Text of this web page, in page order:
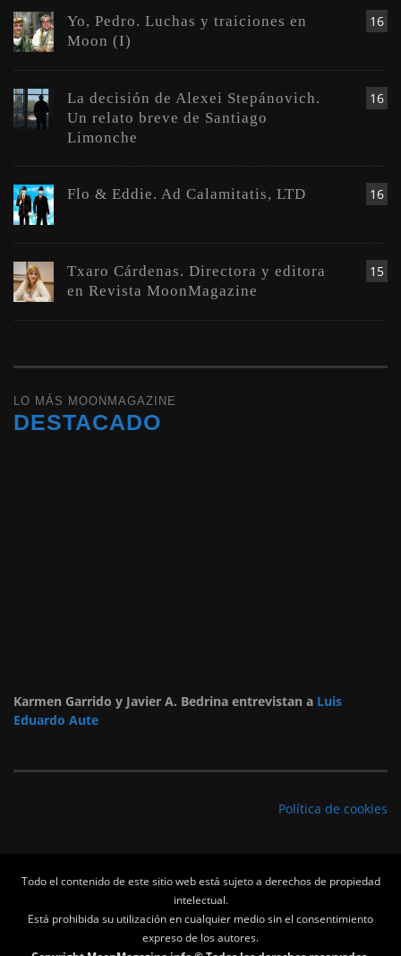
16
Yo, Pedro. Luchas y traiciones en
Moon (I)
16
La decisión de Alexei Stepánovich.
Un relato breve de Santiago
Limonche
16
Flo & Eddie. Ad Calamitatis, LTD
15
Txaro Cárdenas. Directora y editora
en Revista MoonMagazine
LO MÁS MOONMAGAZINE
DESTACADO
Karmen Garrido y Javier A. Bedrina entrevistan a Luis
Eduardo Aute
Política de cookies
Todo el contenido de este sitio web está sujeto a derechos de propiedad
intelectual.
Está prohibida su utilización en cualquier medio sin el consentimiento
expreso de los autores.